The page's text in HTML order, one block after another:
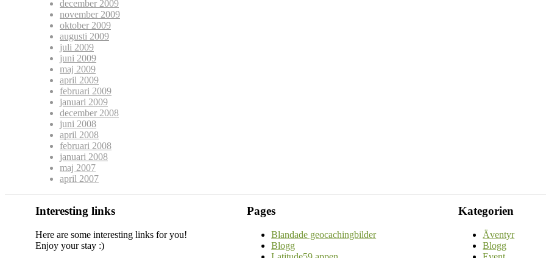
december 2009
november 2009
oktober 2009
augusti 2009
juli 2009
juni 2009
maj 2009
april 2009
februari 2009
januari 2009
december 2008
juni 2008
april 2008
februari 2008
januari 2008
maj 2007
april 2007
Interesting links
Here are some interesting links for you!
Enjoy your stay :)
Pages
Blandade geocachingbilder
Blogg
Kategorien
Äventyr
Blogg